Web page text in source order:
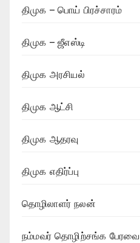
திமுக – பொய் பிரச்சாரம்
திமுக – ஜீஎஸ்டி
திமுக அரசியல்
திமுக ஆட்சி
திமுக ஆதரவு
திமுக எதிர்ப்பு
தொழிலாளர் நலன்
நம்மவர் தொழிற்சங்க பேரவை